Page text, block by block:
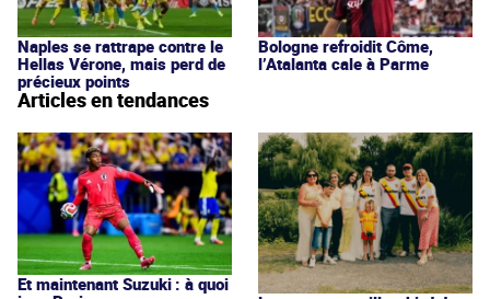
Naples se rattrape contre le
Hellas Vérone, mais perd de
précieux points
Bologne refroidit Côme,
l’Atalanta cale à Parme
Articles en tendances
Et maintenant Suzuki : à quoi